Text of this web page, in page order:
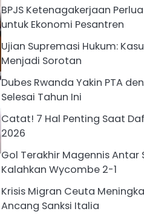
BPJS Ketenagakerjaan
untuk Ekonomi Pesantren
Ujian Supremasi Hukum:
Menjadi Sorotan
Dubes Rwanda Yakin PTA
Selesai Tahun Ini
Catat! 7 Hal Penting Saat
2026
Gol Terakhir Magennis Antar
Kalahkan Wycombe 2-1
Krisis Migran Ceuta
Ancang Sanksi Italia